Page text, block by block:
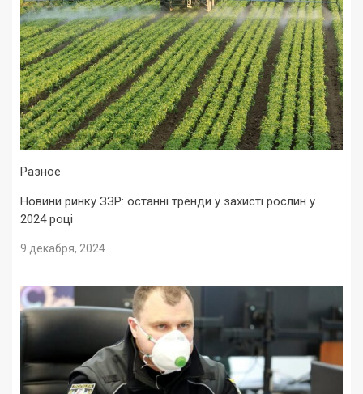
Разное
Новини ринку ЗЗР: останні тренди у захисті рослин у
2024 році
9 декабря, 2024